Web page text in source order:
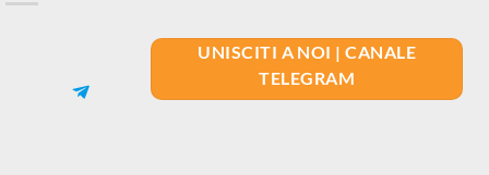
UNISCITI A NOI | CANALE
TELEGRAM